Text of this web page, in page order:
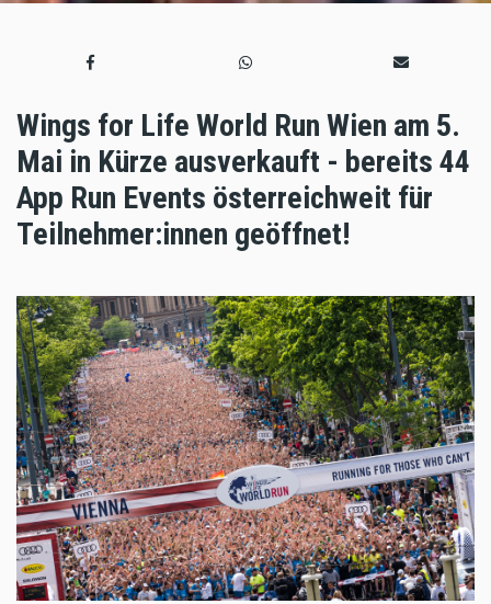
Wings for Life World Run Wien am 5.
Mai in Kürze ausverkauft - bereits 44
App Run Events österreichweit für
Teilnehmer:innen geöffnet!